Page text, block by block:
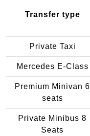
Transfer type
Private Taxi
Mercedes E-Class
Premium Minivan 6
seats
Private Minibus 8
Seats